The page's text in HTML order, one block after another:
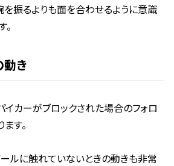
を振るよりも面を合わせるように意識
。
動き
イカーがブロックされた場合のフォロ
す。
ルに触れていないときの動きも非常